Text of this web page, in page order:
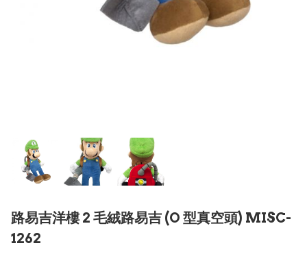
路易吉洋樓 2 毛絨路易吉 (O 型真空頭) MISC-
1262